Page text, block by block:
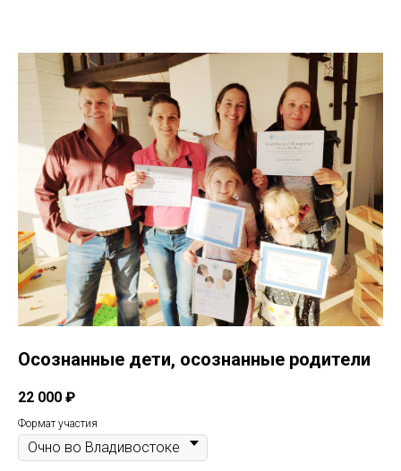
Осознанные дети, осознанные родители
22 000 ₽
Формат участия